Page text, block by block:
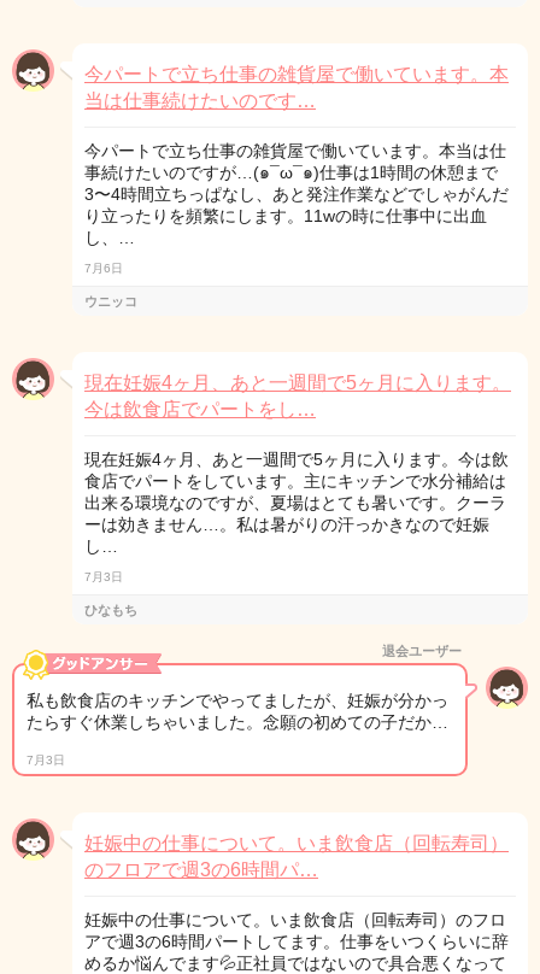
今パートで立ち仕事の雑貨屋で働いています。本
当は仕事続けたいのです…
今パートで立ち仕事の雑貨屋で働いています。本当は仕
事続けたいのですが…(๑¯ω¯๑)仕事は1時間の休憩まで
3〜4時間立ちっぱなし、あと発注作業などでしゃがんだ
り立ったりを頻繁にします。11wの時に仕事中に出血
し、…
7月6日
ウニッコ
現在妊娠4ヶ月、あと一週間で5ヶ月に入ります。
今は飲食店でパートをし…
現在妊娠4ヶ月、あと一週間で5ヶ月に入ります。今は飲
食店でパートをしています。主にキッチンで水分補給は
出来る環境なのですが、夏場はとても暑いです。クーラ
ーは効きません…。私は暑がりの汗っかきなので妊娠
し…
7月3日
ひなもち
退会ユーザー
私も飲食店のキッチンでやってましたが、妊娠が分かっ
たらすぐ休業しちゃいました。念願の初めての子だか…
7月3日
妊娠中の仕事について。いま飲食店（回転寿司）
のフロアで週3の6時間パ…
妊娠中の仕事について。いま飲食店（回転寿司）のフロ
アで週3の6時間パートしてます。仕事をいつくらいに辞
めるか悩んでます💦正社員ではないので具合悪くなって